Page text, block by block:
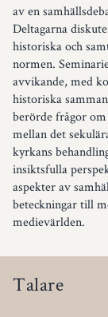
av en
Deltagarna
historiska och
normen.
avvikande, med
historiska
berörde frågor
mellan det
kyrkans
insiktsfulla
aspekter av
beteckningar till
medievärlden.
Talare